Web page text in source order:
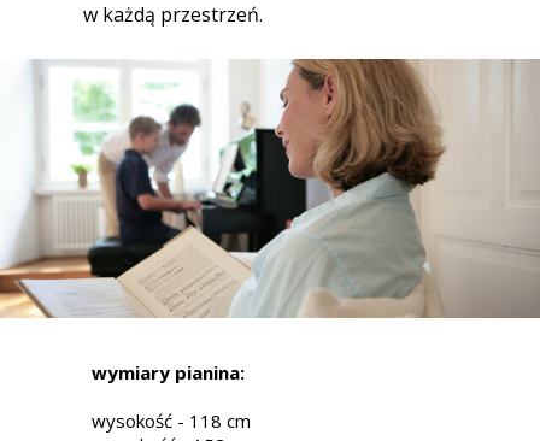
wymiary pianina:
wysokość - 118 cm
w każdą przestrzeń.